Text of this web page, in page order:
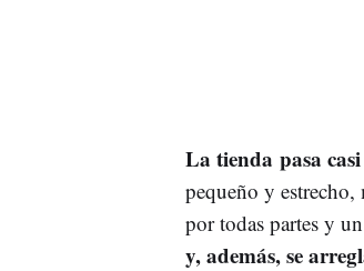
La tienda pasa
pequeño y
por todas partes y
y, además, se